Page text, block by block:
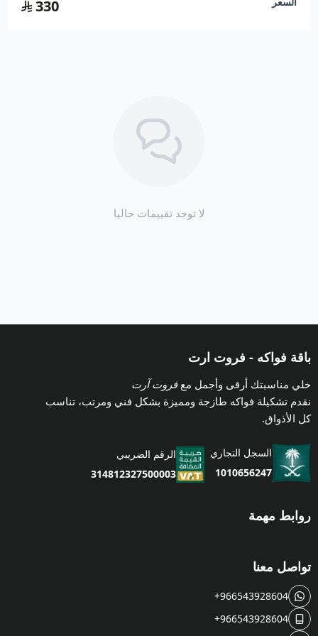
330
لا توجد تقييمات حاليا
باقة فواكه - فروت ارت
خلي مناسبتك أرقى وأجمل معفروت آرت
نقدم تشكيلة فواكه طازجة ومميزة بشكل فني ومرتب، تناسب
كل الأذواق.
السجل التجاري
1010656247
الرقم الضريبي
314812327500003
روابط مهمة
تواصل معنا
+966543928604
+966543928604